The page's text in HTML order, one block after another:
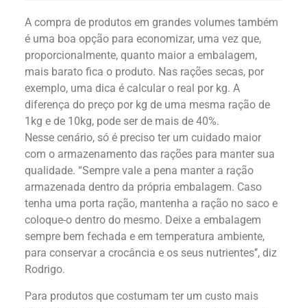
A compra de produtos em grandes volumes também
é uma boa opção para economizar, uma vez que,
proporcionalmente, quanto maior a embalagem,
mais barato fica o produto. Nas rações secas, por
exemplo, uma dica é calcular o real por kg. A
diferença do preço por kg de uma mesma ração de
1kg e de 10kg, pode ser de mais de 40%.
Nesse cenário, só é preciso ter um cuidado maior
com o armazenamento das rações para manter sua
qualidade. “Sempre vale a pena manter a ração
armazenada dentro da própria embalagem. Caso
tenha uma porta ração, mantenha a ração no saco e
coloque-o dentro do mesmo. Deixe a embalagem
sempre bem fechada e em temperatura ambiente,
para conservar a crocância e os seus nutrientes’’, diz
Rodrigo.
Para produtos que costumam ter um custo mais